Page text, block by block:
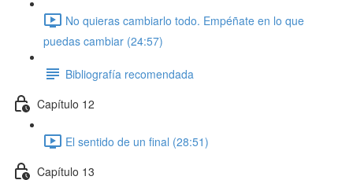
No quieras cambiarlo todo. Empéñate en lo que
puedas cambiar (24:57)
Bibliografía recomendada
Capítulo 12
El sentido de un final (28:51)
Capítulo 13